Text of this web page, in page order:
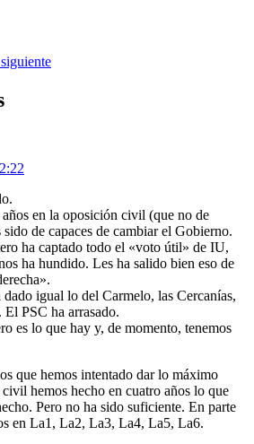
en la oposición civil (que no de
de capaces de cambiar el Gobierno.
ha captado todo el «voto útil» de IU,
ha hundido. Les ha salido bien eso de
dado igual lo del Carmelo, las Cercanías,
PSC ha arrasado.
es lo que hay y, de momento, tenemos
que hemos intentado dar lo máximo
hemos hecho en cuatro años lo que
Pero no ha sido suficiente. En parte
en La1, La2, La3, La4, La5, La6.